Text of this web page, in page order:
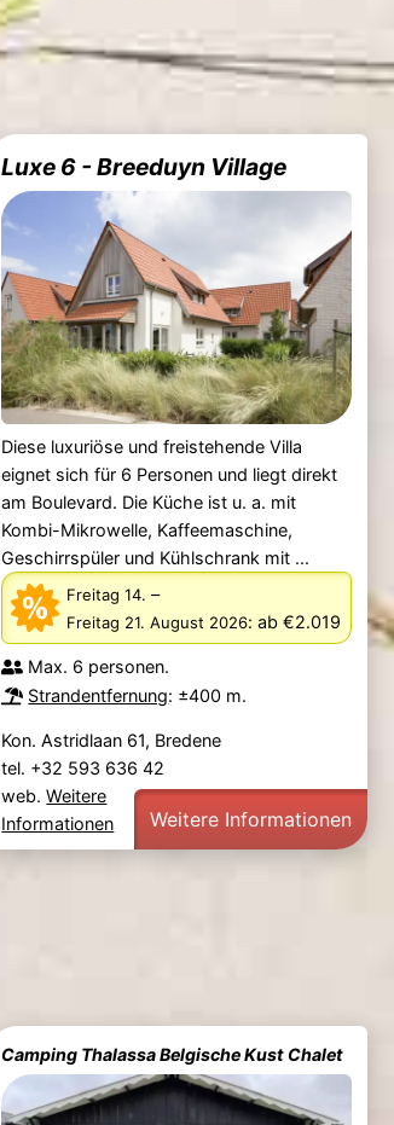
Luxe 6 - Breeduyn Village
Diese luxuriöse und freistehende Villa
eignet sich für 6 Personen und liegt direkt
am Boulevard. Die Küche ist u. a. mit
Kombi-Mikrowelle, Kaffeemaschine,
Geschirrspüler und Kühlschrank mit ...
Freitag 14. –
Freitag 21. August 2026:ab €2.019
Max. 6 personen.
Strandentfernung: ±400 m.
Kon. Astridlaan 61, Bredene
tel. +32 593 636 42
web.Weitere
Informationen
Weitere Informationen
Camping Thalassa Belgische Kust Chalet